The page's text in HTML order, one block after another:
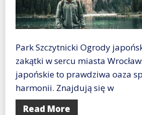
Park Szczytnicki Ogrody
zakątki w sercu miasta
japońskie to prawdziwa oaza
harmonii. Znajdują się w
Read More